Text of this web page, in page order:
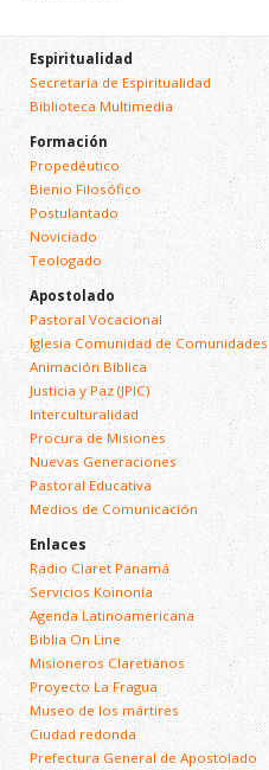
Espiritualidad
Secretaría de Espiritualidad
Biblioteca Multimedia
Formación
Propedéutico
Bienio Filosófico
Postulantado
Noviciado
Teologado
Apostolado
Pastoral Vocacional
Iglesia Comunidad de Comunidades
Animación Bíblica
Justicia y Paz (JPIC)
Interculturalidad
Procura de Misiones
Nuevas Generaciones
Pastoral Educativa
Medios de Comunicación
Enlaces
Radio Claret Panamá
Servicios Koinonía
Agenda Latinoamericana
Biblia On Line
Misioneros Claretianos
Proyecto La Fragua
Museo de los mártires
Ciudad redonda
Prefectura General de Apostolado